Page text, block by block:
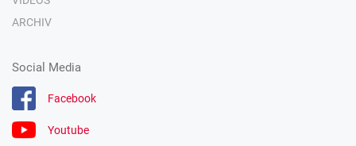
ARCHIV
Social Media
Facebook
Youtube